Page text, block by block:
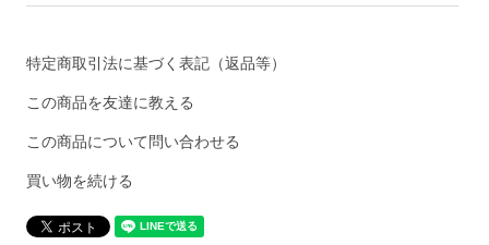
特定商取引法に基づく表記（返品等）
この商品を友達に教える
この商品について問い合わせる
買い物を続ける